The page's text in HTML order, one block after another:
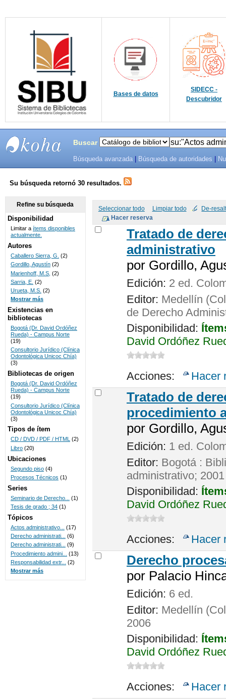
Bases de datos
SIDECC -
Descubridor
SISTEMAS
DE
BIBLIOTECAS
UNICOC
Buscar
Búsqueda avanzada Búsqueda de autoridades
Su búsqueda retornó 30 resultados.
Seleccionar todo Limpiar todo De-
Tratado de
administrativo
por Gordillo,
Edición: 2 ed.
Editor: Medellín
de Derecho
Disponibilidad:
David Ordóñez
Acciones: Hacer
Tratado de
procedimiento
por Gordillo,
Edición: 1 ed.
Editor: Bogotá :
administrativo; 2001
Disponibilidad:
David Ordóñez
Acciones: Hacer
Derecho
por Palacio
Edición: 6 ed.
Editor: Medellín
2006
Disponibilidad:
David Ordóñez
Acciones: Hacer
Refine su búsqueda
Disponibilidad
Limitar a ítems disponibles
actualmente.
Autores
Caballero Sierra, G. (2)
Gordillo, Agustín (2)
Marienhoff, M.S, (2)
Sarria, E. (2)
Urueta, M.S. (2)
Mostrar más
Existencias en
bibliotecas
Bogotá (Dr. David Ordóñez
Rueda) - Campus Norte
(19)
Consultorio Jurídico (Clínica
Odontológica Unicoc Chía)
(3)
Bibliotecas de origen
Bogotá (Dr. David Ordóñez
Rueda) - Campus Norte
(19)
Consultorio Jurídico (Clínica
Odontológica Unicoc Chía)
(3)
Tipos de ítem
CD / DVD / PDF / HTML (2)
Libro (20)
Ubicaciones
Segundo piso (4)
Procesos Técnicos (1)
Series
Seminario de Derecho...
(1)
Tesis de grado ; 34 (1)
Tópicos
Actos administrativo...
(17)
Derecho administrati...
(6)
Derecho administrati...
(9)
Procedimiento admini...
(13)
Responsabilidad extr...
(2)
Mostrar más